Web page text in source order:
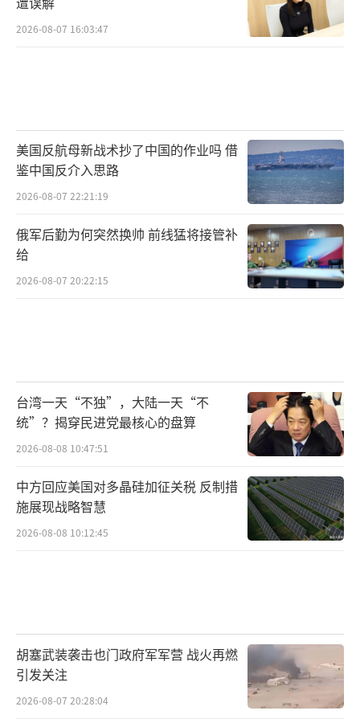
2026-08-07 16:03:47
美国反航母新战术抄了中国的作业吗 借
鉴中国反介入思路
2026-08-07 22:21:19
俄军后勤为何突然换帅 前线猛将接管补
给
2026-08-07 20:22:15
台湾一天“不独”，大陆一天“不
统”？揭穿民进党最核心的盘算
2026-08-08 10:47:51
中方回应美国对多晶硅加征关税 反制措
施展现战略智慧
2026-08-08 10:12:45
胡塞武装袭击也门政府军军营 战火再燃
引发关注
2026-08-07 20:28:04